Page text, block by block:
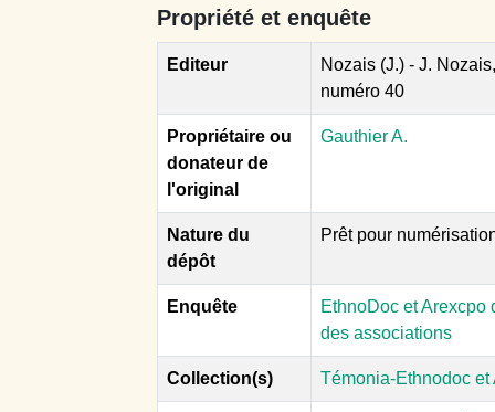
Propriété et enquête
Editeur
Nozais (J.) - J.
numéro 40
Propriétaire ou
donateur de
l'original
Gauthier A.
Nature du
dépôt
Prêt pour
Enquête
EthnoDoc et Arexcpo
des associations
Collection(s) Témonia-Ethnodoc